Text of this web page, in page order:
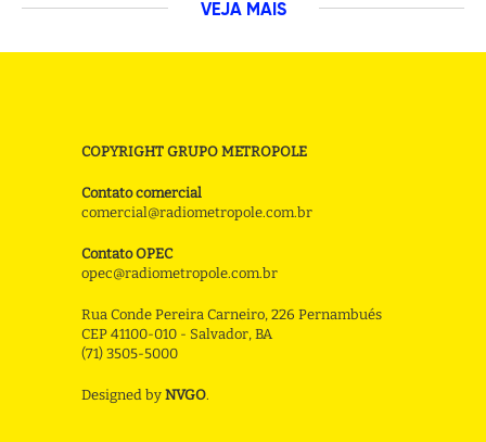
VEJA MAIS
COPYRIGHT GRUPO METROPOLE
Contato comercial
comercial@radiometropole.com.br
Contato OPEC
opec@radiometropole.com.br
Rua Conde Pereira Carneiro, 226 Pernambués
CEP 41100-010 - Salvador, BA
(71) 3505-5000
Designed by NVGO.